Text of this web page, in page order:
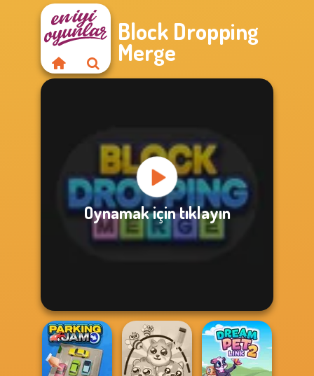
Block Dropping
Merge
Oynamak için tıklayın